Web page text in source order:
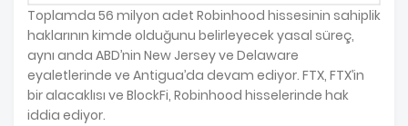
Toplamda 56 milyon adet Robinhood hissesinin sahiplik
haklarının kimde olduğunu belirleyecek yasal süreç,
aynı anda ABD’nin New Jersey ve Delaware
eyaletlerinde ve Antigua’da devam ediyor. FTX, FTX’in
bir alacaklısı ve BlockFi, Robinhood hisselerinde hak
iddia ediyor.